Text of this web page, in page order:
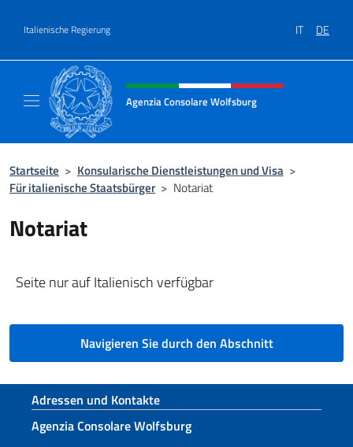
Italienische Regierung IT DE
Header-Site, Social und Menü
Agenzia Consolare Wolfsburg
Startseite > Konsularische Dienstleistungen und Visa >
Für italienische Staatsbürger > Notariat
Notariat
Seite nur auf Italienisch verfügbar
Navigieren Sie durch den Abschnitt
Fußbereich
Adressen und Kontakte
Agenzia Consolare Wolfsburg